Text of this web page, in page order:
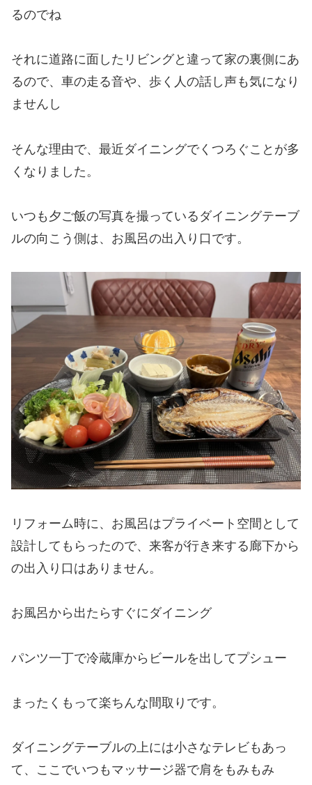
るのでね
それに道路に面したリビングと違って家の裏側にあ
るので、車の走る音や、歩く人の話し声も気になり
ませんし
そんな理由で、最近ダイニングでくつろぐことが多
くなりました。
いつも夕ご飯の写真を撮っているダイニングテーブ
ルの向こう側は、お風呂の出入り口です。
リフォーム時に、お風呂はプライベート空間として
設計してもらったので、来客が行き来する廊下から
の出入り口はありません。
お風呂から出たらすぐにダイニング
パンツ一丁で冷蔵庫からビールを出してプシュー
まったくもって楽ちんな間取りです。
ダイニングテーブルの上には小さなテレビもあっ
て、ここでいつもマッサージ器で肩をもみもみ